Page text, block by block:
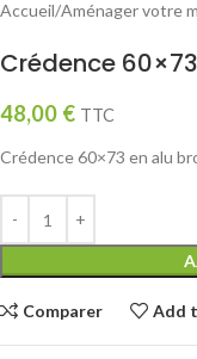
Accueil Aménager votre
Crédence
48,00 € TTC
Crédence 60×73 en alu
Comparer Add